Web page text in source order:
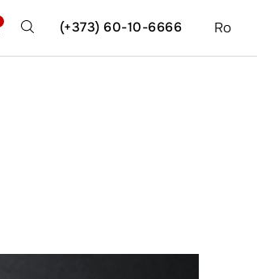
Ro
(+373) 60-10-6666